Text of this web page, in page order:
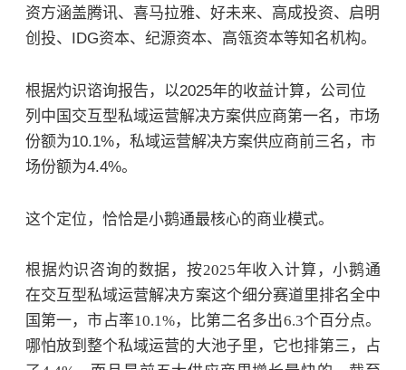
资方涵盖腾讯、喜马拉雅、好未来、高成投资、启明
创投、IDG资本、纪源资本、高瓴资本等知名机构。
根据灼识谘询报告，以2025年的收益计算，公司 位
列中国交互型私域运营解决方案供应商第一名，市场
份额为10.1%，私域运营解决方案供应商前三名，市
场份额为4.4%。
这个定位，恰恰是小鹅通最核心的商业模式。
根据灼识咨询的数据，按2025年收入计算，小鹅通
在交互型私域运营解决方案这个细分赛道里排名全中
国第一，市占率10.1%，比第二名多出6.3个百分点。
哪怕放到整个私域运营的大池子里，它也排第三，占